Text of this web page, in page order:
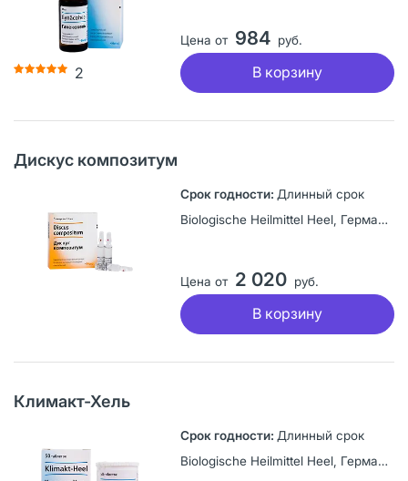
2
Цена от 984 руб.
В корзину
Дискус композитум
Длинный срок
Biologische Heilmittel Heel, Германия
Цена от 2 020 руб.
В корзину
Климакт-Хель
Длинный срок
Biologische Heilmittel Heel, Германия